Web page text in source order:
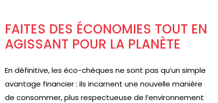
FAITES DES ÉCONOMIES TOUT EN
AGISSANT POUR LA PLANÈTE
En définitive, les éco-chèques ne sont pas qu’un simple
avantage financier : ils incarnent une nouvelle manière
de consommer, plus respectueuse de l’environnement